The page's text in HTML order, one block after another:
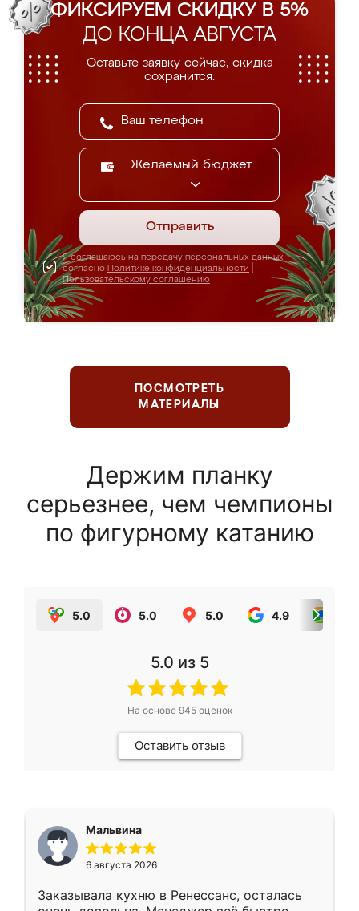
ФИКСИРУЕМ СКИДКУ В 5%
ДО КОНЦА АВГУСТА
Оставьте заявку сейчас, скидка
сохранится.
Желаемый бюджет
Отправить
Я соглашаюсь на передачу персональных данных
согласно Политике конфиденциальности
Пользовательскому соглашению
ПОСМОТРЕТЬ
МАТЕРИАЛЫ
Держим планку
серьезнее, чем чемпионы
по фигурному катанию
5.0 5.0 5.0 4.9
5.0 из 5
На основе 945оценок
Оставить отзыв
Мальвина
6 августа 2026
Заказывала кухню в Ренессанс, осталась